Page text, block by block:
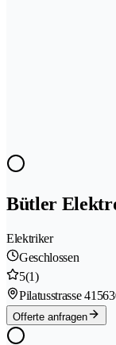
Bütler
Elektriker
Geschlossen
5(1)
Pilatusstrasse 41
Offerte anfragen